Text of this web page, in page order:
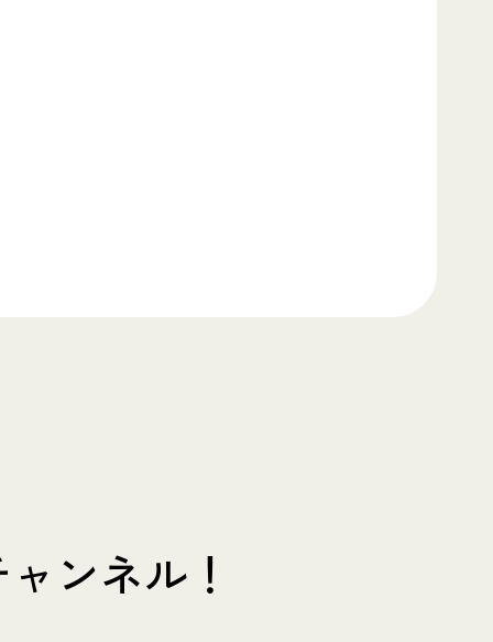
ンネル！